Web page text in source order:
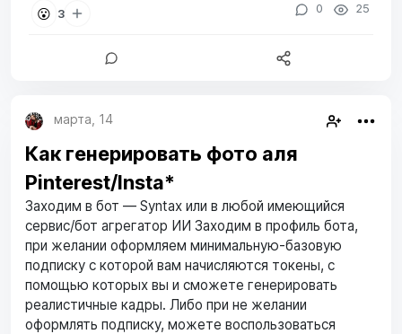
😮 3 0 25
марта, 14
Как генерировать фото аля
Pinterest/Insta*
Заходим в бот — Syntax или в любой имеющийся
сервис/бот агрегатор ИИ Заходим в профиль бота,
при желании оформляем минимальную-базовую
подписку с которой вам начисляются токены, с
помощью которых вы и сможете генерировать
реалистичные кадры. Либо при не желании
оформлять подписку, можете воспользоваться